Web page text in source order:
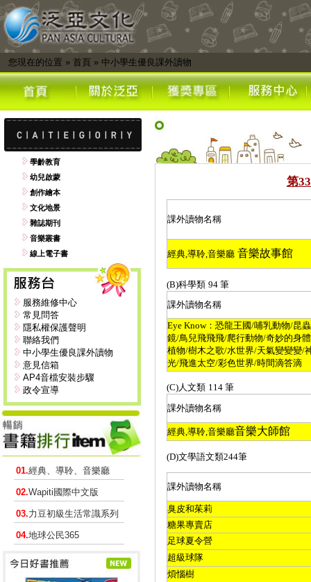
您現在的位置 » 首頁 » 中小學生優良課外讀物
學齡教育
幼兒啟蒙
創作繪本
文化地景
雜誌期刊
音樂叢書
線上電子書
服務維修中心
常見問答
隱私權保護聲明
聯絡我們
中小學生優良課外讀物
意見信箱
AP4音檔安裝步驟
政令宣導
01.經典、導聆、音樂廳
02.Wapiti國際中文版
03.力豆初級生活常識系列
04.地球公民365
第33
課外讀物名稱
經典,導聆,音樂廳 音樂故事館
(B)科學類 94 筆
課外讀物名稱
Eye Know：恐龍王國/哺乳動物/昆
鏡/鳥兒飛飛飛/爬行動物/奇妙的身體
植物/樹木之歌/水世界/天氣變變變/
光/飛進太空/彩色世界/時間滴答滴
(C)人文類 114 筆
課外讀物名稱
經典,導聆,音樂廳音樂大師館
(D)文學語文類244筆
課外讀物名稱
臭皮和茱莉
糖果專賣店
足球夏令營
超級球隊
煩惱樹